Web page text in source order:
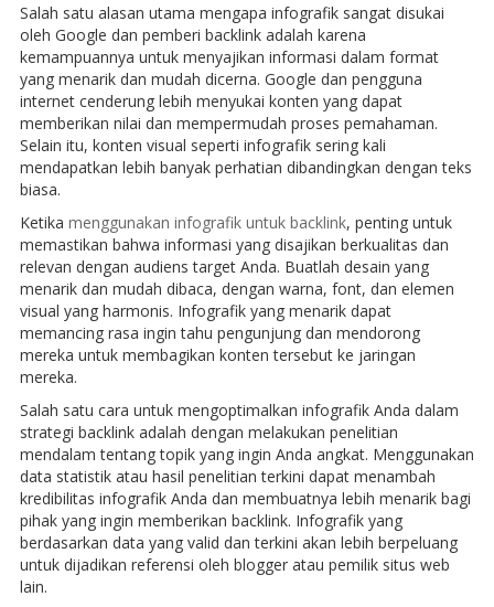
Salah satu alasan utama mengapa infografik sangat disukai
oleh Google dan pemberi backlink adalah karena
kemampuannya untuk menyajikan informasi dalam format
yang menarik dan mudah dicerna. Google dan pengguna
internet cenderung lebih menyukai konten yang dapat
memberikan nilai dan mempermudah proses pemahaman.
Selain itu, konten visual seperti infografik sering kali
mendapatkan lebih banyak perhatian dibandingkan dengan teks
biasa.
Ketika menggunakan infografik untuk backlink, penting untuk
memastikan bahwa informasi yang disajikan berkualitas dan
relevan dengan audiens target Anda. Buatlah desain yang
menarik dan mudah dibaca, dengan warna, font, dan elemen
visual yang harmonis. Infografik yang menarik dapat
memancing rasa ingin tahu pengunjung dan mendorong
mereka untuk membagikan konten tersebut ke jaringan
mereka.
Salah satu cara untuk mengoptimalkan infografik Anda dalam
strategi backlink adalah dengan melakukan penelitian
mendalam tentang topik yang ingin Anda angkat. Menggunakan
data statistik atau hasil penelitian terkini dapat menambah
kredibilitas infografik Anda dan membuatnya lebih menarik bagi
pihak yang ingin memberikan backlink. Infografik yang
berdasarkan data yang valid dan terkini akan lebih berpeluang
untuk dijadikan referensi oleh blogger atau pemilik situs web
lain.